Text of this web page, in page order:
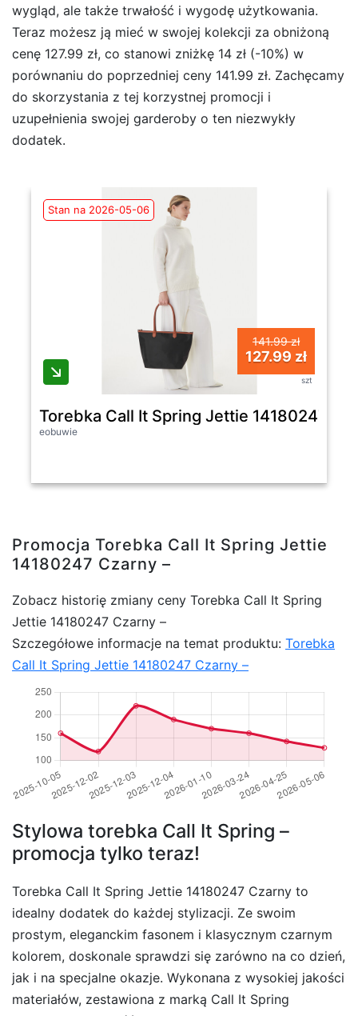
wygląd, ale także trwałość i wygodę użytkowania.
Teraz możesz ją mieć w swojej kolekcji za obniżoną
cenę 127.99 zł, co stanowi zniżkę 14 zł (-10%) w
porównaniu do poprzedniej ceny 141.99 zł. Zachęcamy
do skorzystania z tej korzystnej promocji i
uzupełnienia swojej garderoby o ten niezwykły
dodatek.
Stan na 2026-05-06
141.99 zł
127.99 zł
szt
Torebka Call It Spring Jettie 14180247
eobuwie
Promocja Torebka Call It Spring Jettie
14180247 Czarny –
Zobacz historię zmiany ceny Torebka Call It Spring
Jettie 14180247 Czarny –
Szczegółowe informacje na temat produktu: Torebka
Call It Spring Jettie 14180247 Czarny –
Stylowa torebka Call It Spring –
promocja tylko teraz!
Torebka Call It Spring Jettie 14180247 Czarny to
idealny dodatek do każdej stylizacji. Ze swoim
prostym, eleganckim fasonem i klasycznym czarnym
kolorem, doskonale sprawdzi się zarówno na co dzień,
jak i na specjalne okazje. Wykonana z wysokiej jakości
materiałów, zestawiona z marką Call It Spring